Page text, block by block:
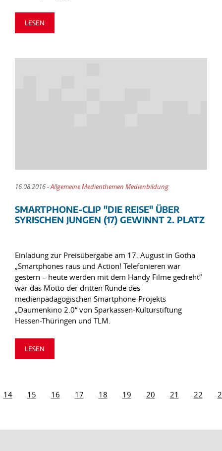
LESEN
16.08.2016 -Allgemeine Medienthemen Medienbildung
SMARTPHONE-CLIP "DIE REISE" ÜBER
SYRISCHEN JUNGEN (17) GEWINNT 2. PLATZ
Einladung zur Preisübergabe am 17. August in Gotha
„Smartphones raus und Action! Telefonieren war
gestern – heute werden mit dem Handy Filme gedreht“
war das Motto der dritten Runde des
medienpädagogischen Smartphone-Projekts
„Daumenkino 2.0“ von Sparkassen-Kulturstiftung
Hessen-Thüringen und TLM.
LESEN
14 15 16 17 18 19 20 21 22